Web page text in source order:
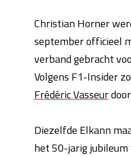
Christian Horner
september officieel
verband gebracht
Volgens F1-Insider
Frédéric Vasseur
Diezelfde Elkann
het 50-jarig jubileum